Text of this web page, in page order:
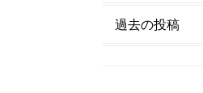
投
過去の投稿